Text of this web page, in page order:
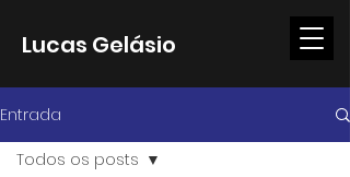
Lucas Gelásio
Entrada
Todos os posts